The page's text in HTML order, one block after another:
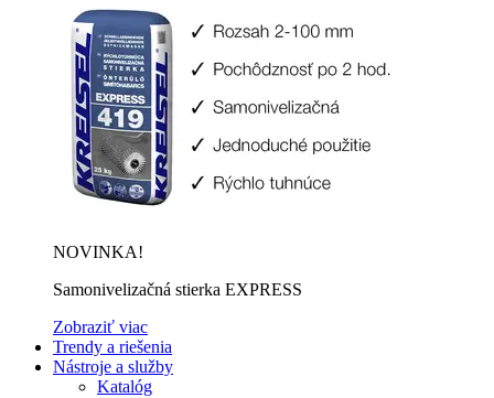
NOVINKA!
Samonivelizačná stierka EXPRESS
Zobraziť viac
Trendy a riešenia
Nástroje a služby
Katalóg